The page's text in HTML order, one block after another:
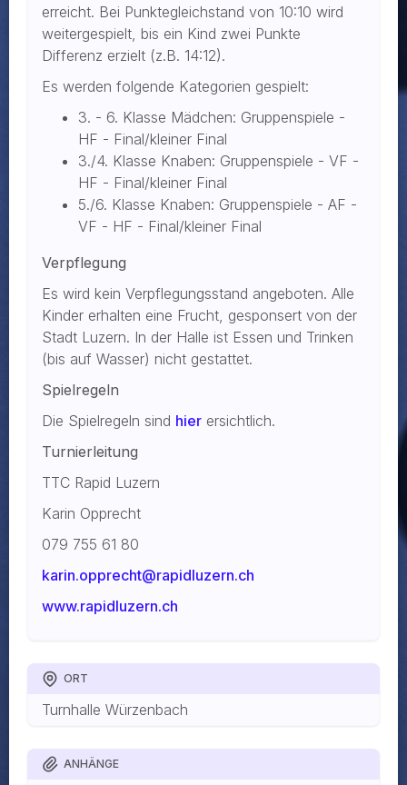
erreicht. Bei Punktegleichstand von 10:10 wird
weitergespielt, bis ein Kind zwei Punkte
Differenz erzielt (z.B. 14:12).
Es werden folgende Kategorien gespielt:
3. - 6. Klasse Mädchen: Gruppenspiele -
HF - Final/kleiner Final
3./4. Klasse Knaben: Gruppenspiele - VF -
HF - Final/kleiner Final
5./6. Klasse Knaben: Gruppenspiele - AF -
VF - HF - Final/kleiner Final
Verpflegung
Es wird kein Verpflegungsstand angeboten. Alle
Kinder erhalten eine Frucht, gesponsert von der
Stadt Luzern. In der Halle ist Essen und Trinken
(bis auf Wasser) nicht gestattet.
Spielregeln
Die Spielregeln sind hier ersichtlich.
Turnierleitung
TTC Rapid Luzern
Karin Opprecht
079 755 61 80
karin.opprecht@rapidluzern.ch
www.rapidluzern.ch
ORT
Turnhalle Würzenbach
ANHÄNGE